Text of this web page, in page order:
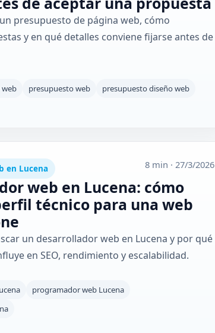
presupuesto de página web, cómo
y en qué detalles conviene fijarse antes de
web presupuesto web presupuesto diseño web
en Lucena 8 min · 27/3/2026
web en Lucena: cómo
técnico para una web
un desarrollador web en Lucena y por qué
en SEO, rendimiento y escalabilidad.
programador web Lucena